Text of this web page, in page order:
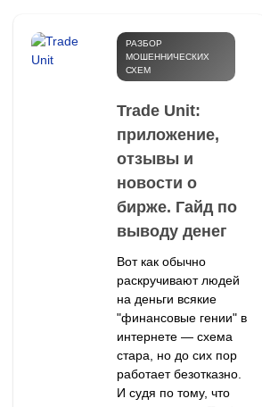
РАЗБОР
МОШЕННИЧЕСКИХ
СХЕМ
Trade Unit:
приложение,
отзывы и
новости о
бирже. Гайд по
выводу денег
Вот как обычно
раскручивают людей
на деньги всякие
"финансовые гении" в
интернете — схема
стара, но до сих пор
работает безотказно.
И судя по тому, что